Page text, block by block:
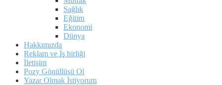
Sağlık
Eğitim
Ekonomi
Dünya
Hakkımızda
Reklam ve İş birliği
İletişim
Pozy Gönüllüsü Ol
Yazar Olmak İstiyorum